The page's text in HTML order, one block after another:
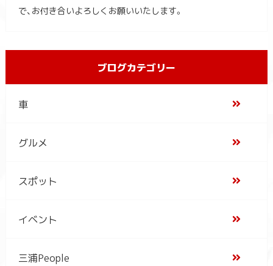
で、お付き合いよろしくお願いいたします。
ブログカテゴリー
車
グルメ
スポット
イベント
三浦People